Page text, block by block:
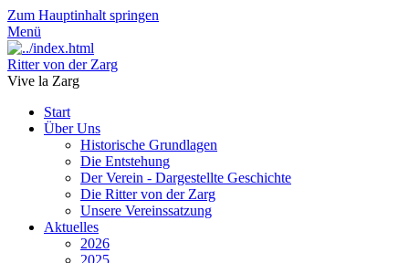
Zum Hauptinhalt springen
Menü
Ritter von der Zarg
Vive la Zarg
Start
Über Uns
Historische Grundlagen
Die Entstehung
Der Verein - Dargestellte Geschichte
Die Ritter von der Zarg
Unsere Vereinssatzung
Aktuelles
2026
2025